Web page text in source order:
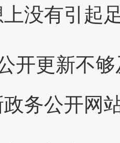
没有引起
开更新不
务公开网